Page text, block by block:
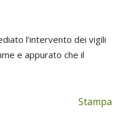
l’intervento dei vigili
e appurato che il
Stampa